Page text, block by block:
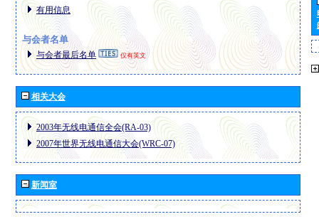
有用信息
与会者名单
与会者最后名单 仅有英文
相关大会
2003年无线电通信全会(RA-03)
2007年世界无线电通信大会(WRC-07)
新闻室